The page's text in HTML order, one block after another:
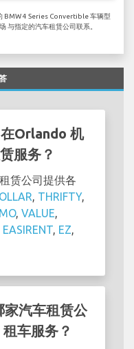
BMW 4 Series Convertible 车辆型
与指定的汽车租赁公司联系。
Orlando 机
服务？
赁公司提供各
THRIFTY,
, VALUE
EASIRENT EZ
汽车租赁公
车服务？